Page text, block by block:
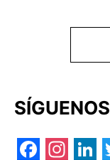
SÍGUENOS